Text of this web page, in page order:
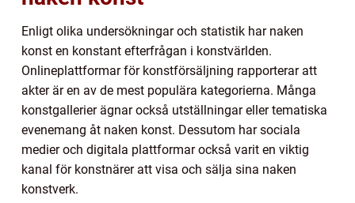
Enligt olika undersökningar och statistik har naken
konst en konstant efterfrågan i konstvärlden.
Onlineplattformar för konstförsäljning rapporterar att
akter är en av de mest populära kategorierna. Många
konstgallerier ägnar också utställningar eller tematiska
evenemang åt naken konst. Dessutom har sociala
medier och digitala plattformar också varit en viktig
kanal för konstnärer att visa och sälja sina naken
konstverk.